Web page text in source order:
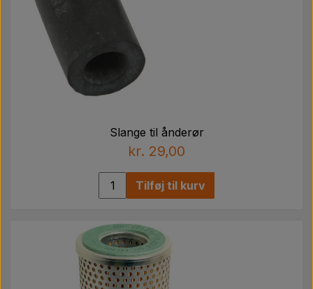
Slange til ånderør
kr. 29,00
Tilføj til kurv